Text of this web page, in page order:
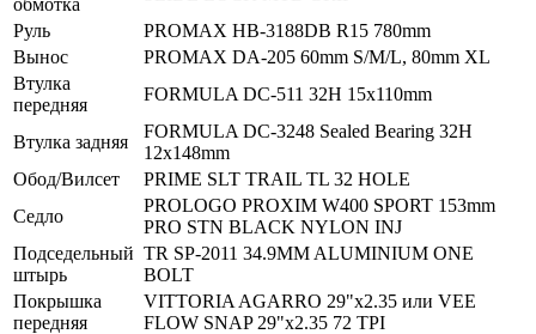
Руль
PROMAX HB-3188DB R15 780mm
Вынос
PROMAX DA-205 60mm S/M/L, 80mm XL
Втулка
передняя
FORMULA DC-511 32H 15x110mm
Втулка задняя
FORMULA DC-3248 Sealed Bearing 32H
12x148mm
Обод/Вилсет
PRIME SLT TRAIL TL 32 HOLE
Седло
PROLOGO PROXIM W400 SPORT 153mm
PRO STN BLACK NYLON INJ
Подседельный
штырь
TR SP-2011 34.9MM ALUMINIUM ONE
BOLT
Покрышка
передняя
VITTORIA AGARRO 29"x2.35 или VEE
FLOW SNAP 29"x2.35 72 TPI